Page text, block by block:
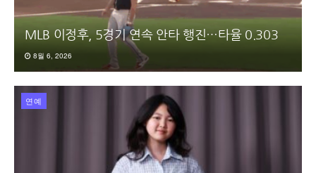
MLB 이정후, 5경기 연속 안타 행진…타율 0.303
8월 6, 2026
연예